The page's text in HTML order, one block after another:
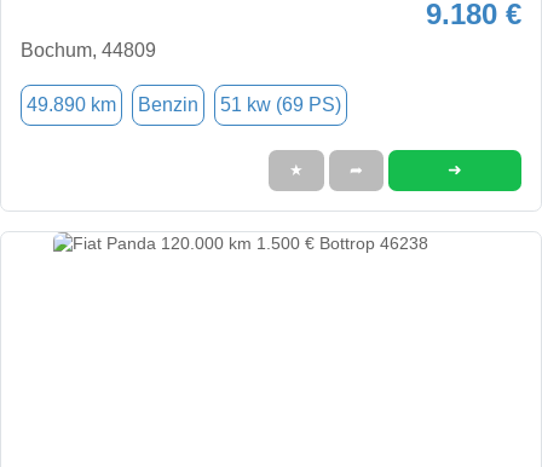
9.180 €
Bochum, 44809
49.890 km Benzin 51 kw (69 PS)
★ ➦ ➜